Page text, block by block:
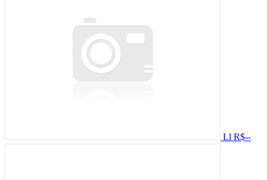
Ll R$--